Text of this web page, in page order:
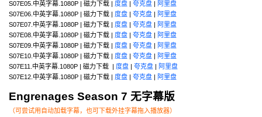
S07E05.中英字幕.1080P | 磁力下载 | 度盘 夸克盘
阿里盘
S07E06.中英字幕.1080P | 磁力下载 | 度盘 夸克盘
阿里盘
S07E07.中英字幕.1080P | 磁力下载 | 度盘 夸克盘
阿里盘
S07E08.中英字幕.1080P | 磁力下载 | 度盘 夸克盘
阿里盘
S07E09.中英字幕.1080P | 磁力下载 | 度盘 夸克盘
阿里盘
S07E10.中英字幕.1080P | 磁力下载 | 度盘 夸克盘
阿里盘
S07E11.中英字幕.1080P | 磁力下载 | 度盘 夸克盘
阿里盘
S07E12.中英字幕.1080P | 磁力下载 | 度盘 夸克盘 阿里盘
Engrenages Season 7 无字幕版
（可尝试用自动加载字幕，也可下载外挂字幕拖入播放器）